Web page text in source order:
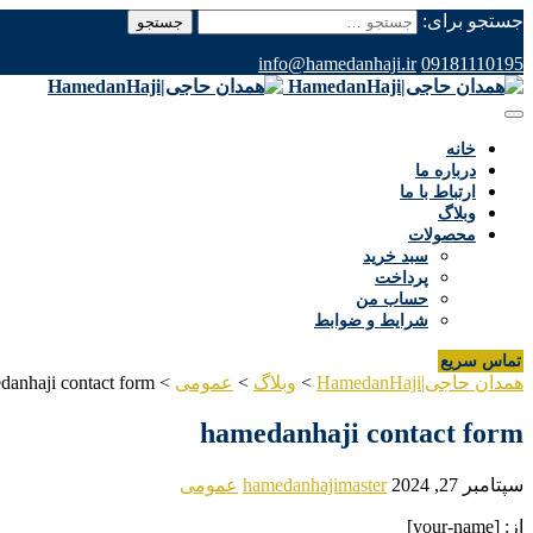
جستجو برای:
09181110195
info@hamedanhaji.ir
خانه
درباره ما
ارتباط با ما
وبلاگ
محصولات
سبد خرید
پرداخت
حساب من
شرایط و ضوابط
تماس سریع
همدان حاجی|HamedanHaji > وبلاگ > عمومی >
contact form
hamedanhaji contact form
سپتامبر 27, 2024 hamedanhajimaster عمومی
از: [your-name]